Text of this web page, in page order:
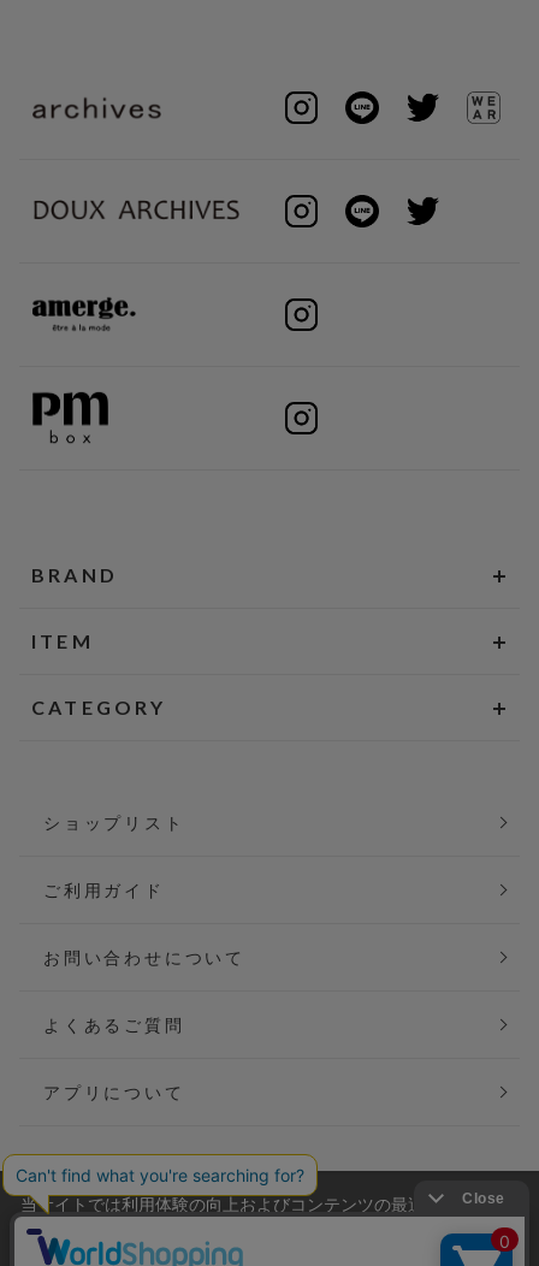
BRAND
ITEM
CATEGORY
ショップリスト
ご利用ガイド
お問い合わせについて
よくあるご質問
アプリについて
会社概要
ご利用規約
当サイトでは利用体験の向上およびコンテンツの最適な提供、ト
ラフィックの分析を目的としてCookieを使用しています。
サイトの閲覧を継続された場合、Cookieの利用に同意したことも